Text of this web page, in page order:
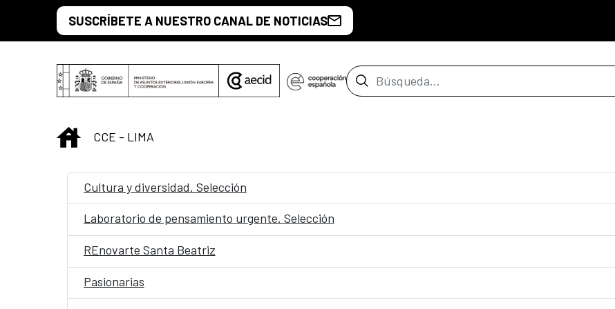
Saltar al contenido principal
SUSCRÍBETE A NUESTRO CANAL DE NOTICIAS
Barra de búsqueda
INICIO
CCE - LIMA
Cultura y diversidad. Selección
Laboratorio de pensamiento urgente. Selección
REnovarte Santa Beatriz
Pasionarias